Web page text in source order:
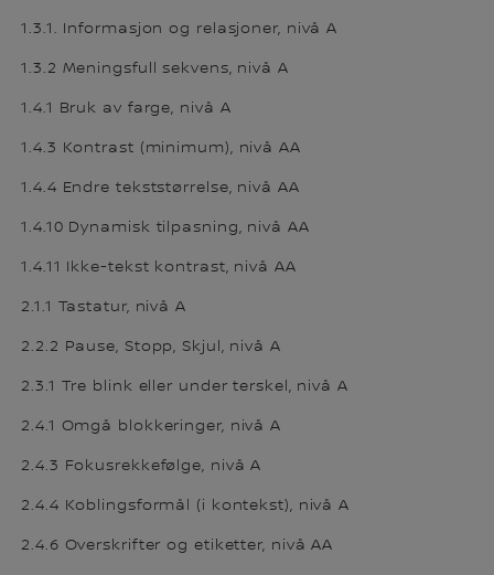
1.3.1. Informasjon og relasjoner, nivå A
1.3.2 Meningsfull sekvens, nivå A
1.4.1 Bruk av farge, nivå A
1.4.3 Kontrast (minimum), nivå AA
1.4.4 Endre tekststørrelse, nivå AA
1.4.10 Dynamisk tilpasning, nivå AA
1.4.11 Ikke-tekst kontrast, nivå AA
2.1.1 Tastatur, nivå A
2.2.2 Pause, Stopp, Skjul, nivå A
2.3.1 Tre blink eller under terskel, nivå A
2.4.1 Omgå blokkeringer, nivå A
2.4.3 Fokusrekkefølge, nivå A
2.4.4 Koblingsformål (i kontekst), nivå A
2.4.6 Overskrifter og etiketter, nivå AA